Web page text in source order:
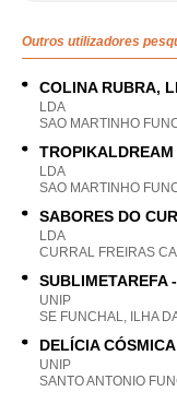
Outros utilizadores
COLINA RUBRA,
LDA
SAO MARTINHO
LDA
SAO MARTINHO
SABORES DO
LDA
CURRAL FREIRAS
SUBLIMETAREFA
UNIP
SE FUNCHAL, ILHA
DELÍCIA
UNIP
SANTO ANTONIO